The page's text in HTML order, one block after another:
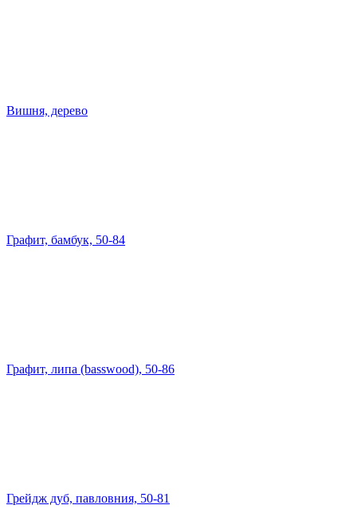
Вишня, дерево
Графит, бамбук, 50-84
Графит, липа (basswood), 50-86
Грейдж дуб, павловния, 50-81